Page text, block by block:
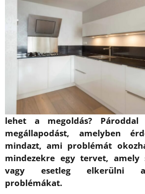
lehet a megoldás? Pároddal
megállapodást, amelyben
mindazt, ami problémát
mindezekre egy tervet, amely
vagy esetleg elkerülni a
problémákat.